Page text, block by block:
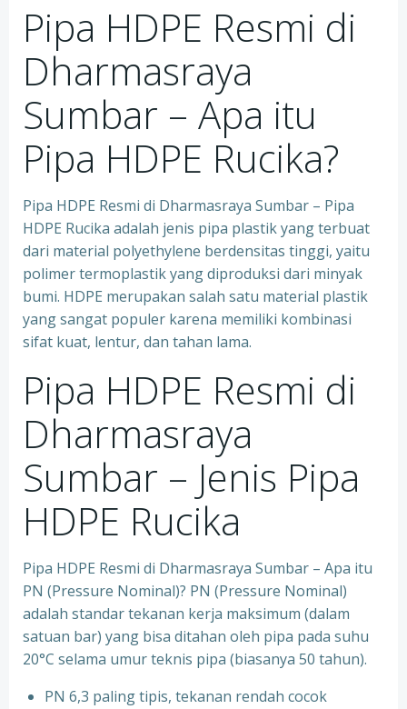
Pipa HDPE Resmi di
Dharmasraya
Sumbar – Apa itu
Pipa HDPE Rucika?
Pipa HDPE Resmi di Dharmasraya Sumbar – Pipa
HDPE Rucika adalah jenis pipa plastik yang terbuat
dari material polyethylene berdensitas tinggi, yaitu
polimer termoplastik yang diproduksi dari minyak
bumi. HDPE merupakan salah satu material plastik
yang sangat populer karena memiliki kombinasi
sifat kuat, lentur, dan tahan lama.
Pipa HDPE Resmi di
Dharmasraya
Sumbar – Jenis Pipa
HDPE Rucika
Pipa HDPE Resmi di Dharmasraya Sumbar – Apa itu
PN (Pressure Nominal)? PN (Pressure Nominal)
adalah standar tekanan kerja maksimum (dalam
satuan bar) yang bisa ditahan oleh pipa pada suhu
20°C selama umur teknis pipa (biasanya 50 tahun).
PN 6,3 paling tipis, tekanan rendah cocok